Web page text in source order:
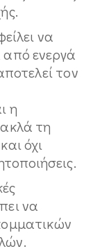
να
από ενεργά
τον
η
τη
όχι
να